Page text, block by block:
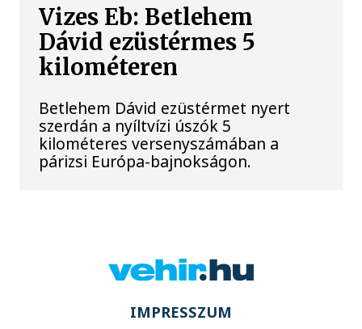
Vizes Eb: Betlehem
Dávid ezüstérmes 5
kilométeren
Betlehem Dávid ezüstérmet nyert
szerdán a nyíltvízi úszók 5
kilométeres versenyszámában a
párizsi Európa-bajnokságon.
IMPRESSZUM